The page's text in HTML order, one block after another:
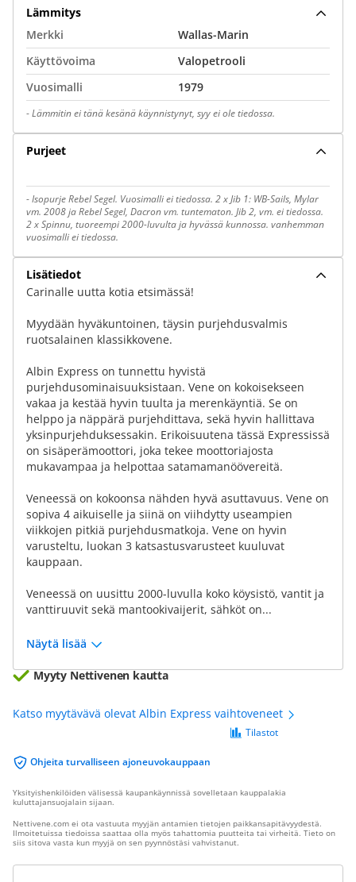
Lämmitys
Merkki
Wallas-Marin
Käyttövoima
Valopetrooli
Vuosimalli
1979
-Lämmitin ei tänä kesänä käynnistynyt, syy ei ole tiedossa.
Purjeet
-Isopurje Rebel Segel. Vuosimalli ei tiedossa. 2 x Jib 1: WB-Sails, Mylar
vm. 2008 ja Rebel Segel, Dacron vm. tuntematon. Jib 2, vm. ei tiedossa.
2 x Spinnu, tuoreempi 2000-luvulta ja hyvässä kunnossa. vanhemman
vuosimalli ei tiedossa.
Lisätiedot
Carinalle uutta kotia etsimässä!
Myydään hyväkuntoinen, täysin purjehdusvalmis
ruotsalainen klassikkovene.
Albin Express on tunnettu hyvistä
purjehdusominaisuuksistaan. Vene on kokoisekseen
vakaa ja kestää hyvin tuulta ja merenkäyntiä. Se on
helppo ja näppärä purjehdittava, sekä hyvin hallittava
yksinpurjehduksessakin. Erikoisuutena tässä Expressissä
on sisäperämoottori, joka tekee moottoriajosta
mukavampaa ja helpottaa satamamanöövereitä.
Veneessä on kokoonsa nähden hyvä asuttavuus. Vene on
sopiva 4 aikuiselle ja siinä on viihdytty useampien
viikkojen pitkiä purjehdusmatkoja. Vene on hyvin
varusteltu, luokan 3 katsastusvarusteet kuuluvat
kauppaan.
Veneessä on uusittu 2000-luvulla koko köysistö, vantit ja
vanttiruuvit sekä mantookivaijerit, sähköt on...
Näytä lisää
Myyty Nettivenen kautta
Katso myytävävä olevat Albin Express vaihtoveneet
Ohjeita turvalliseen ajoneuvokauppaan
Tilastot
Yksityishenkilöiden välisessä kaupankäynnissä sovelletaan kauppalakia
kuluttajansuojalain sijaan.
Nettivene.com ei ota vastuuta myyjän antamien tietojen paikkansapitävyydestä.
Ilmoitetuissa tiedoissa saattaa olla myös tahattomia puutteita tai virheitä. Tieto on
siis sitova vasta kun myyjä on sen pyynnöstäsi vahvistanut.